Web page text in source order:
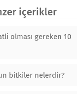
içerikler
olması gereken 10
bitkiler nelerdir?